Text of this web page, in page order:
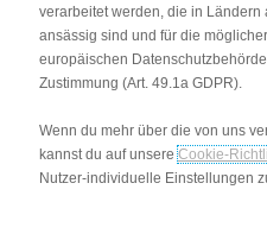
verarbeitet werden, die in
ansässig sind und für die
europäischen
Zustimmung (Art. 49.1a GDPR).
Wenn du mehr über die von uns
kannst du auf unsereCookie-
Nutzer-individuelle Einstellungen